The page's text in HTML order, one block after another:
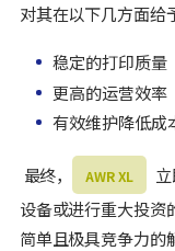
对其在以下几方面给
稳定的打印质量
更高的运营效率
有效维护降低成
最终， AWR XL
设备或进行重大投资
简单且极具竞争力的